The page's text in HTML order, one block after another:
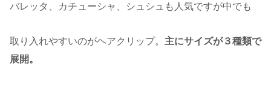
バレッタ、カチューシャ、シュシュも人気ですが中でも
取り入れやすいのがヘアクリップ。 主にサイズが３種類で
展開。